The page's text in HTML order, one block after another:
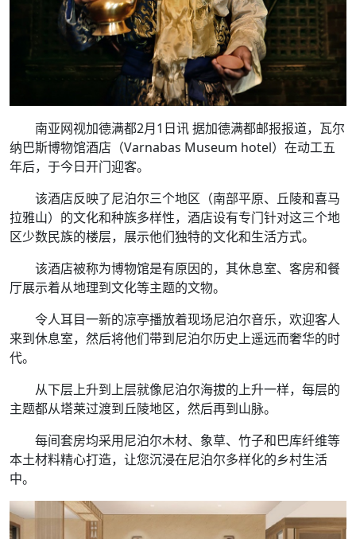
南亚网视加德满都2月1日讯 据加德满都邮报报道，瓦尔
纳巴斯博物馆酒店（Varnabas Museum hotel）在动工五
年后，于今日开门迎客。
该酒店反映了尼泊尔三个地区（南部平原、丘陵和喜马
拉雅山）的文化和种族多样性，酒店设有专门针对这三个地
区少数民族的楼层，展示他们独特的文化和生活方式。
该酒店被称为博物馆是有原因的，其休息室、客房和餐
厅展示着从地理到文化等主题的文物。
令人耳目一新的凉亭播放着现场尼泊尔音乐，欢迎客人
来到休息室，然后将他们带到尼泊尔历史上遥远而奢华的时
代。
从下层上升到上层就像尼泊尔海拔的上升一样，每层的
主题都从塔莱过渡到丘陵地区，然后再到山脉。
每间套房均采用尼泊尔木材、象草、竹子和巴库纤维等
本土材料精心打造，让您沉浸在尼泊尔多样化的乡村生活
中。